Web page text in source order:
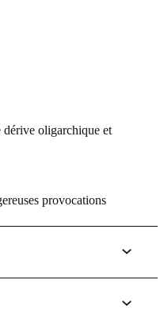
oligarchique et
provocations